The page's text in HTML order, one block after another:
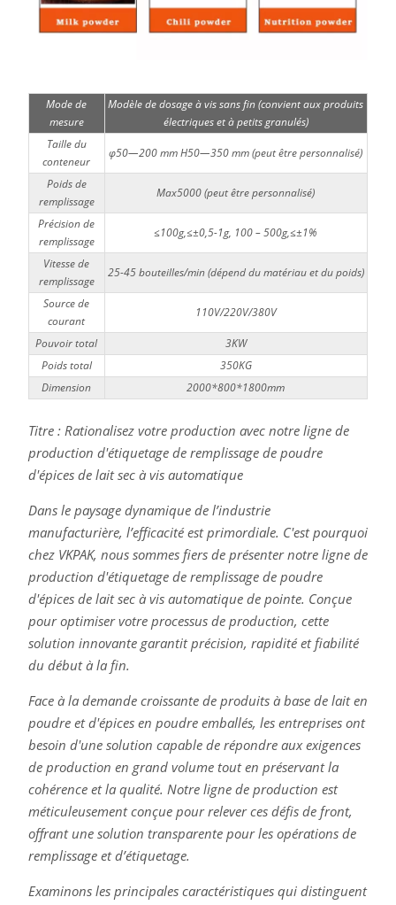
Mode de
mesure
Modèle de dosage à vis sans fin (convient aux produits
électriques et à petits granulés)
Taille du
conteneur
φ50—200 mm H50—350 mm (peut être personnalisé)
Poids de
remplissage
Max5000 (peut être personnalisé)
Précision de
remplissage
≤100g,≤±0,5-1g, 100 – 500g,≤±1%
Vitesse de
remplissage
25-45 bouteilles/min (dépend du matériau et du poids)
Source de
courant
110V/220V/380V
Pouvoir total
3KW
Poids total
350KG
Dimension
2000*800*1800mm
Titre : Rationalisez votre production avec notre ligne de
production d'étiquetage de remplissage de poudre
d'épices de lait sec à vis automatique
Dans le paysage dynamique de l’industrie
manufacturière, l’efficacité est primordiale. C'est pourquoi
chez VKPAK, nous sommes fiers de présenter notre ligne de
production d'étiquetage de remplissage de poudre
d'épices de lait sec à vis automatique de pointe. Conçue
pour optimiser votre processus de production, cette
solution innovante garantit précision, rapidité et fiabilité
du début à la fin.
Face à la demande croissante de produits à base de lait en
poudre et d'épices en poudre emballés, les entreprises ont
besoin d'une solution capable de répondre aux exigences
de production en grand volume tout en préservant la
cohérence et la qualité. Notre ligne de production est
méticuleusement conçue pour relever ces défis de front,
offrant une solution transparente pour les opérations de
remplissage et d’étiquetage.
Examinons les principales caractéristiques qui distinguent